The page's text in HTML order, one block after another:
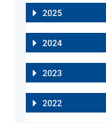
2025
2024
2023
2022